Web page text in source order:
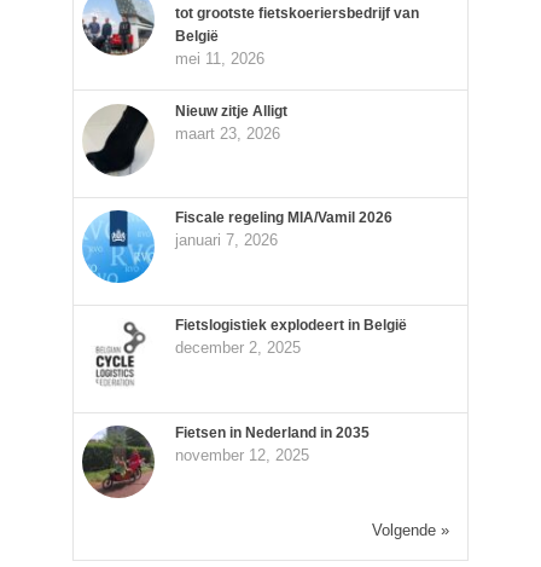
tot grootste fietskoeriersbedrijf van
België
mei 11, 2026
Nieuw zitje Alligt
maart 23, 2026
Fiscale regeling MIA/Vamil 2026
januari 7, 2026
Fietslogistiek explodeert in België
december 2, 2025
Fietsen in Nederland in 2035
november 12, 2025
Volgende »